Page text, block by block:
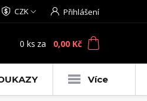
CZK Přihlášení
0 ks za 0,00 Kč
Více